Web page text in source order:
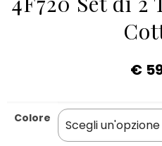
€
Colore